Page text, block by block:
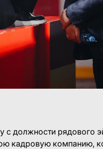
с должности рядового
кадровую компанию,